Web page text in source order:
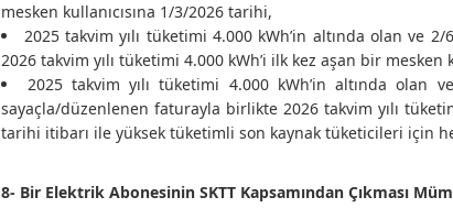
mesken kullanıcısına 1/3/2026 tarihi,
2025 takvim yılı tüketimi 4.000 kWh’in altında olan ve
2026 takvim yılı tüketimi 4.000 kWh’i ilk kez aşan bir mesken
2025 takvim yılı tüketimi 4.000 kWh’in altında olan
sayaçla/düzenlenen faturayla birlikte 2026 takvim yılı
tarihi itibarı ile yüksek tüketimli son kaynak tüketicileri için
8- Bir Elektrik Abonesinin SKTT Kapsamından Çıkması